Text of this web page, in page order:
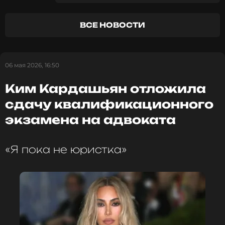
ССЫЛКА
ВСЕ НОВОСТИ
06 мая 2026, 16:50
Ким Кардашьян отложила
сдачу квалификационного
экзамена на адвоката
«Я пока не юристка»